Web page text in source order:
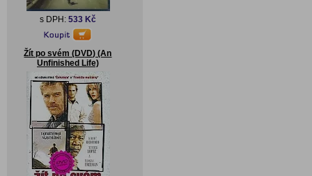
s DPH: 533 Kč
Žít po svém (DVD) (An
Unfinished Life)